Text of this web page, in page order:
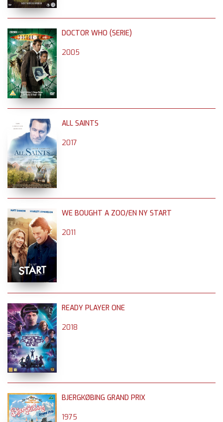
DOCTOR WHO (SERIE)
2005
ALL SAINTS
2017
WE BOUGHT A ZOO/EN NY START
2011
READY PLAYER ONE
2018
BJERGKØBING GRAND PRIX
1975